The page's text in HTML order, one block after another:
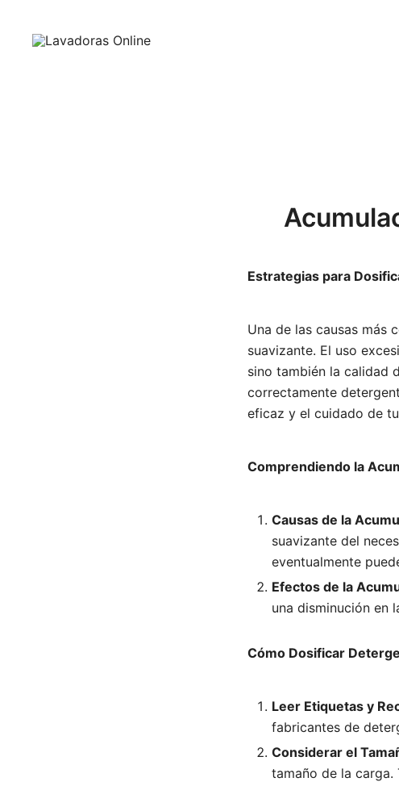
contenido
Estrategias para
Una de las causas más
suavizante. El uso
sino también la calidad
correctamente
eficaz y el cuidado de
Comprendiendo la
Causas de la
suavizante del
eventualmente
Efectos de la
una disminución en
Cómo Dosificar
Leer Etiquetas y
fabricantes de
Considerar el
tamaño de la